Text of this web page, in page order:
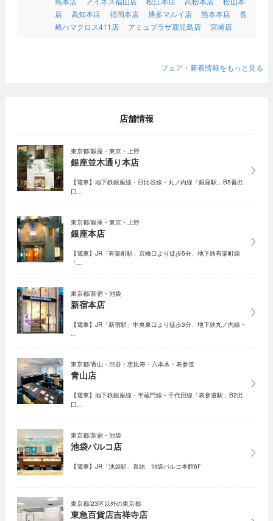
店
高知本店 福岡本店 博多マルイ店 熊本本店
長
崎ハマクロス411店
アミュプラザ鹿児島店 宮崎店
フェア・新着情報をもっと見る
店舗情報
東京都/銀座・東京・上野
銀座並木通り本店
【電車】地下鉄銀座線・日比谷線・丸ノ内線「銀座駅」B5番出
口…
東京都/銀座・東京・上野
銀座本店
【電車】JR「有楽町駅」京橋口より徒歩5分、地下鉄有楽町線
「…
東京都/新宿・池袋
新宿本店
【電車】JR「新宿駅」中央東口より徒歩3分、地下鉄丸ノ内線・
…
東京都/青山・渋谷・恵比寿・六本木・表参道
青山店
【電車】地下鉄銀座線・半蔵門線・千代田線「表参道駅」B2出
口…
東京都/新宿・池袋
池袋パルコ店
【電車】JR「池袋駅」直結 池袋パルコ本館6F
東京都/23区以外の東京都
東急百貨店吉祥寺店